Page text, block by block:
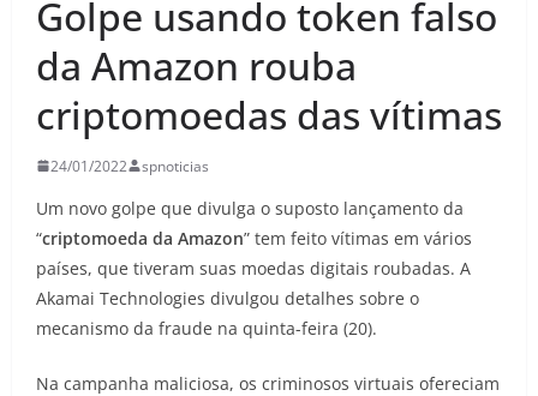
Golpe usando token falso
da Amazon rouba
criptomoedas das vítimas
24/01/2022 spnoticias
Um novo golpe que divulga o suposto lançamento da
“criptomoeda da Amazon” tem feito vítimas em vários
países, que tiveram suas moedas digitais roubadas. A
Akamai Technologies divulgou detalhes sobre o
mecanismo da fraude na quinta-feira (20).
Na campanha maliciosa, os criminosos virtuais ofereciam